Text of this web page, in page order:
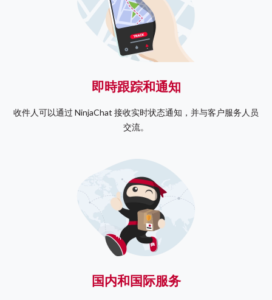
即時跟踪和通知
收件人可以通过 NinjaChat 接收实时状态通知，并与客户服务人员
交流。
国内和国际服务